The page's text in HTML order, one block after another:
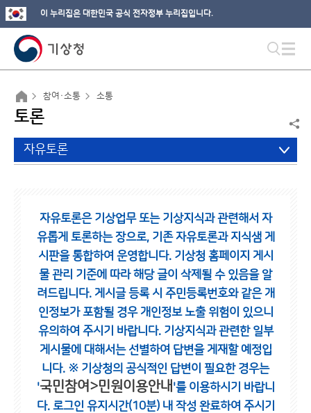
이 누리집은 대한민국 공식 전자정부 누리집입니다.
참여·소통 소통
토론
자유토론
자유토론은 기상업무 또는 기상지식과 관련해서 자
유롭게 토론하는 장으로, 기존 자유토론과 지식샘 게
시판을 통합하여 운영합니다. 기상청 홈페이지 게시
물 관리 기준에 따라 해당 글이 삭제될 수 있음을 알
려드립니다. 게시글 등록 시 주민등록번호와 같은 개
인정보가 포함될 경우 개인정보 노출 위험이 있으니
유의하여 주시기 바랍니다. 기상지식과 관련한 일부
게시물에 대해서는 선별하여 답변을 게재할 예정입
니다. ※ 기상청의 공식적인 답변이 필요한 경우는
'국민참여>민원이용안내 '를 이용하시기 바랍니
다. 로그인 유지시간(10분) 내 작성 완료하여 주시기